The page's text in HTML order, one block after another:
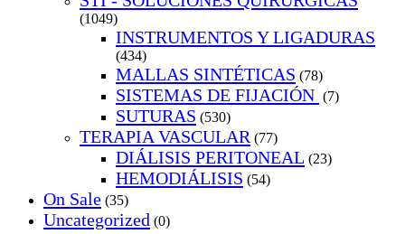
(1049)
INSTRUMENTOS Y LIGADURAS
(434)
MALLAS SINTÉTICAS (78)
SISTEMAS DE FIJACIÓN (7)
SUTURAS (530)
TERAPIA VASCULAR (77)
DIÁLISIS PERITONEAL (23)
HEMODIÁLISIS (54)
On Sale (35)
Uncategorized (0)